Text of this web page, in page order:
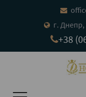
г.
+38